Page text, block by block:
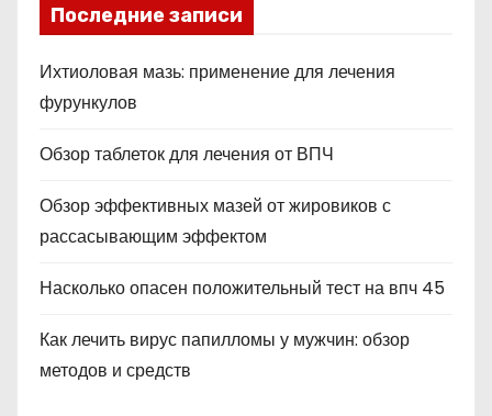
Последние записи
Ихтиоловая мазь: применение для лечения
фурункулов
Обзор таблеток для лечения от ВПЧ
Обзор эффективных мазей от жировиков с
рассасывающим эффектом
Насколько опасен положительный тест на впч 45
Как лечить вирус папилломы у мужчин: обзор
методов и средств